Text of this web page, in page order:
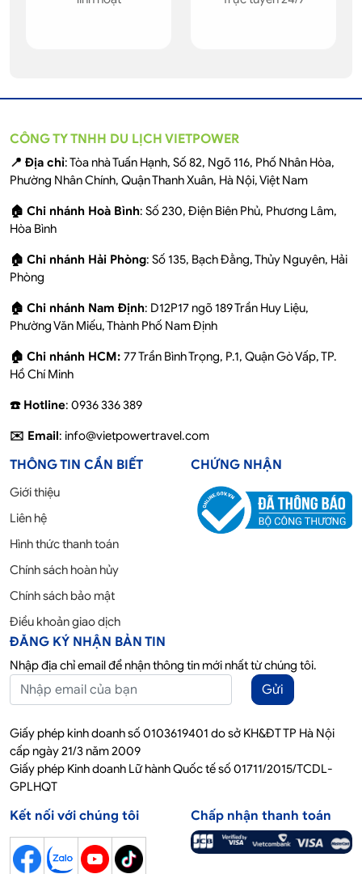
CÔNG TY TNHH DU LỊCH VIETPOWER
📍 Địa chỉ: Tòa nhà Tuấn Hạnh, Số 82, Ngõ 116, Phố Nhân Hòa,
Phường Nhân Chính, Quận Thanh Xuân, Hà Nội, Việt Nam
🏠 Chi nhánh Hoà Bình: Số 230, Điện Biên Phủ, Phương Lâm,
Hòa Bình
🏠 Chi nhánh Hải Phòng: Số 135, Bạch Đằng, Thủy Nguyên, Hải
Phòng
🏠 Chi nhánh Nam Định: D12P17 ngõ 189 Trần Huy Liệu,
Phường Văn Miếu, Thành Phố Nam Định
🏠 Chi nhánh HCM: 77 Trần Bình Trọng, P.1, Quận Gò Vấp, TP.
Hồ Chí Minh
☎️ Hotline: 0936 336 389
✉️ Email: info@vietpowertravel.com
THÔNG TIN CẦN BIẾT
Giới thiệu
Liên hệ
Hình thức thanh toán
Chính sách hoàn hủy
Chính sách bảo mật
Điều khoản giao dịch
CHỨNG NHẬN
ĐĂNG KÝ NHẬN BẢN TIN
Nhập địa chỉ email để nhận thông tin mới nhất từ chúng tôi.
Gửi
Giấy phép kinh doanh số 0103619401 do sở KH&ĐT TP Hà Nội
cấp ngày 21/3 năm 2009
Giấy phép Kinh doanh Lữ hành Quốc tế số 01711/2015/TCDL-
GPLHQT
Kết nối với chúng tôi Chấp nhận thanh toán